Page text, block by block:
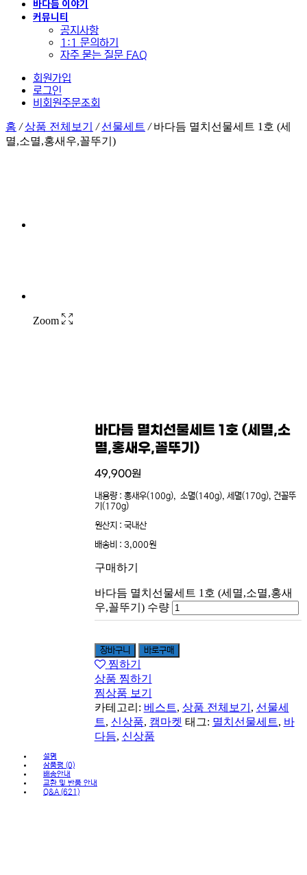
바다듬 이야기
커뮤니티
공지사항
1:1 문의하기
자주 묻는 질문 FAQ
회원가입
로그인
비회원주문조회
홈 / 상품 전체보기 / 선물세트 /바다듬 멸치선물세트 1호 (세
멸,소멸,홍새우,꼴뚜기)
Zoom
바다듬 멸치선물세트 1호 (세멸,소
멸,홍새우,꼴뚜기)
49,900원
내용량 : 홍새우(100g), 소멸(140g), 세멸(170g), 건꼴뚜
기(170g)
원산지 : 국내산
배송비 : 3,000원
구매하기
바다듬 멸치선물세트 1호 (세멸,소멸,홍새
우,꼴뚜기) 수량
장바구니 바로구매
찜하기
상품 찜하기
찜상품 보기
카테고리: 베스트, 상품 전체보기 , 선물세
트, 신상품, 캠마켓 태그: 멸치선물세트, 바
다듬, 신상품
설명
상품평 (0)
배송안내
교환 및 반품 안내
Q&A (621)